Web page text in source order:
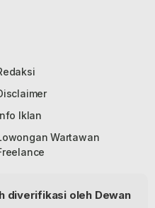
Iklan
Wartawan
diverifikasi oleh Dewan